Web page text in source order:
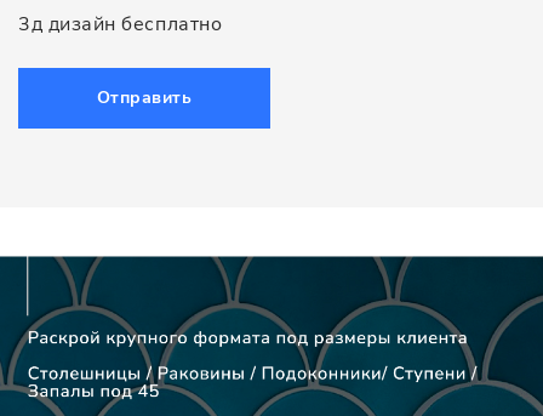
3д дизайн бесплатно
Отправить